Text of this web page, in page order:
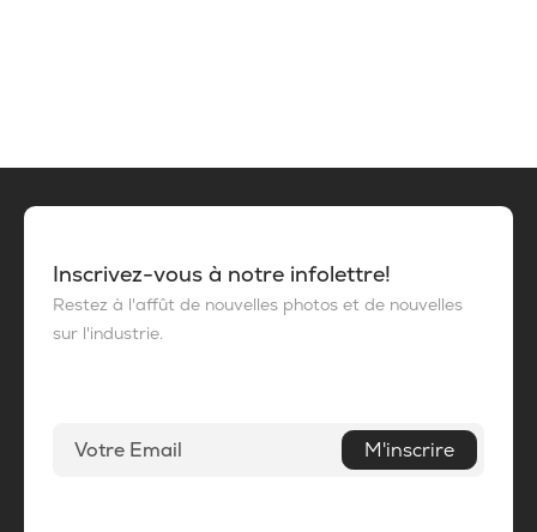
Inscrivez-vous à notre infolettre!
Restez à l'affût de nouvelles photos et de nouvelles
sur l'industrie.
M'inscrire